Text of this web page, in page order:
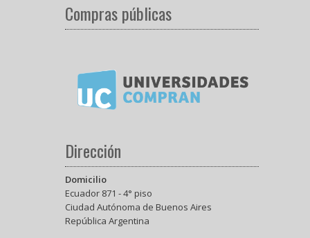
Compras públicas
Dirección
Domicilio
Ecuador 871 - 4° piso
Ciudad Autónoma de Buenos Aires
República Argentina